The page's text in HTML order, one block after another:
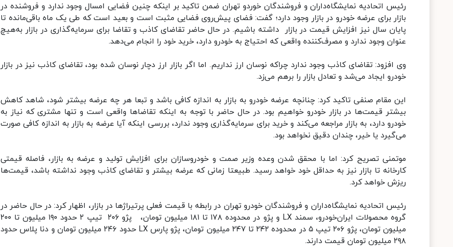
رئیس اتحادیه نمایشگاه‌داران و فروشندگان خوردو تهران ضمن تاکید بر اینکه چنین فضایی امسال وجود ندارد و فروشنده در
بازار برای عرضه خودرو در بازار وجود دارد؛ گفت: فضای پیش‌روی فضایی مثبت است و بعید است که طی یک ماه باقی‌مانده تا
پایان سال نیز افزایش قیمت در بازار داشته باشیم. در حال حاضر تقاضای کاذب و تقاضا برای سرمایه‌گذاری در بازار به‌هیچ
عنوان وجود ندارد و مصرف‌کننده واقعی که احتیاج به خودرو دارد، خرید خود را انجام می‌دهد.
وی افزود: تقاضای کاذب وجود ندارد چراکه نوسان ارز نداریم. اما اگر بازار ارز دچار نوسان شده بود، تقاضای کاذب نیز در بازار
خودرو ایجاد می‌شد و تعادل بازار را برهم می‌زد.
این مقام صنفی تاکید کرد: چنانچه عرضه خودرو به بازار به اندازه کافی باشد و تبعا هر چه عرضه بیشتر شود، شاهد کاهش
بیشتر قیمت‌ها در بازار خودرو خواهیم بود. در حال حاضر با توجه به اینکه تقاضاها واقعی است و تنها مشتری که نیاز به
خودرو دارد، به بازار مراجعه می‌کند و خرید برای سرمایه‌گذاری وجود ندارد، بررسی اینکه آیا عرضه به بازار به اندازه کافی صورت
می‌گیرد یا خیر، چندان دقیق نخواهد بود.
موتمنی تصریح کرد: اما با محقق شدن وعده‌ وزیر صمت و خودروسازان برای افزایش تولید و عرضه به بازار، فاصله قیمتی
کارخانه تا بازار نیز به حداقل خود خواهد رسید. طبیعتا زمانی که عرضه بیشتر و تقاضای کاذب وجود نداشته باشد، قیمت‌ها
ریزش خواهد کرد.
رئیس اتحادیه نمایشگاه‌داران و فروشندگان خودرو تهران در رابطه با قیمت فعلی پرتیراژها در بازار، اظهار کرد: در حال حاضر در
گروه محصولات ایران‌خودرو، سمند LX و پژو در محدوده ۱۷۸ تا ۱۸۱ میلیون تومان، پژو ۲۰۶ تیپ ۲ حدود ۱۹۰ میلیون تا ۲۰۰
میلیون تومان، پژو ۲۰۶ تیپ ۵ در محدوده ۲۴۲ تا ۲۴۷ میلیون تومان، پژو پارس LX حدود ۲۴۶ میلیون تومان و دنا پلاس حدود
۲۹۸ میلیون تومان قیمت دارند.